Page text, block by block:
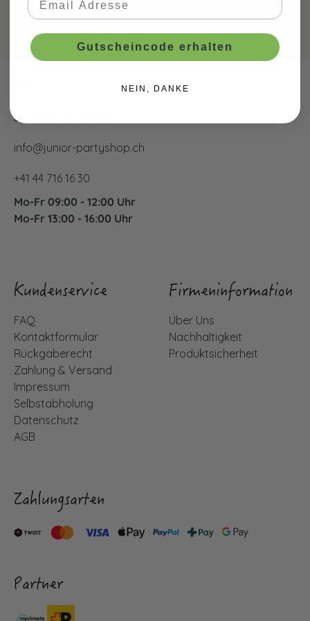
So erreichst Du uns:
info@junior-partyshop.ch
+41 44 716 16 30
Mo-Fr 09:00 - 12:00 Uhr
Mo-Fr 13:00 - 16:00 Uhr
Kundenservice
FAQ
Kontaktformular
Rückgaberecht
Zahlung & Versand
Impressum
Selbstabholung
Datenschutz
AGB
Firmeninformation
Über Uns
Nachhaltigkeit
Produktsicherheit
Zahlungsarten
Partner
Gutscheincode erhalten
NEIN, DANKE